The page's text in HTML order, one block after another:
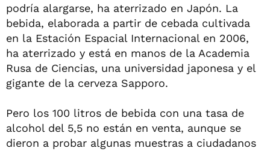
podría alargarse, ha aterrizado en Japón. La
bebida, elaborada a partir de cebada cultivada
en la Estación Espacial Internacional en 2006,
ha aterrizado y está en manos de la Academia
Rusa de Ciencias, una universidad japonesa y el
gigante de la cerveza Sapporo.
Pero los 100 litros de bebida con una tasa de
alcohol del 5,5 no están en venta, aunque se
dieron a probar algunas muestras a ciudadanos